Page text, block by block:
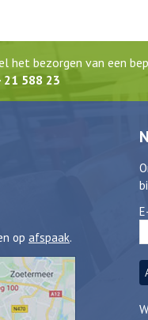
het bezorgen van een
21 588 23
op afspaak.